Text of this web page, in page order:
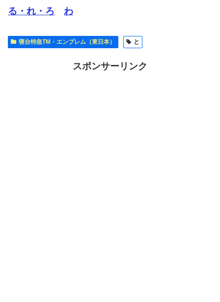
る・れ・ろ
わ
寝台特急TM・エンブレム（東日本） と
スポンサーリンク